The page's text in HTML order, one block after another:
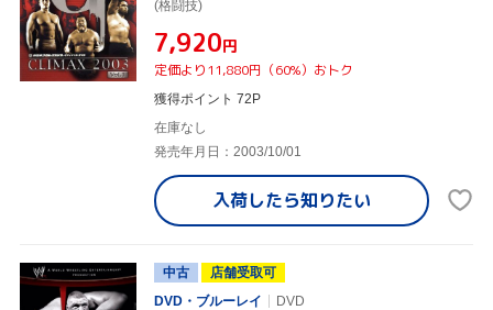
(格闘技)
¥7,920円
定価より11,880円（60%）おトク
獲得ポイント 72P
在庫なし
発売年月日：2003/10/01
入荷したら知りたい
中古
店舗受取可
DVD・ブルーレイ
DVD